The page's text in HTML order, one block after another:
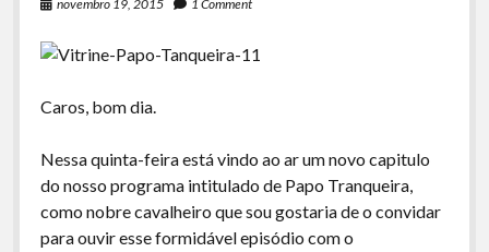
Boca do Lixo
Rachão na Beira do RIo
Papo Tranqueira
A Ripa É a Lei
Mateus Mantoan
Rafael Almeida
novembro 19, 2015 1 Comment
Caros, bom dia.
Nessa quinta-feira está vindo ao ar um novo capitulo
do nosso programa intitulado de Papo Tranqueira,
como nobre cavalheiro que sou gostaria de o convidar
para ouvir esse formidável episódio com o